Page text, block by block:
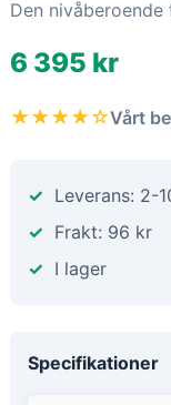
Den
6 395 kr
★★★★☆Vårt
Leverans: 2-
Frakt: 96 kr
I lager
Specifikationer